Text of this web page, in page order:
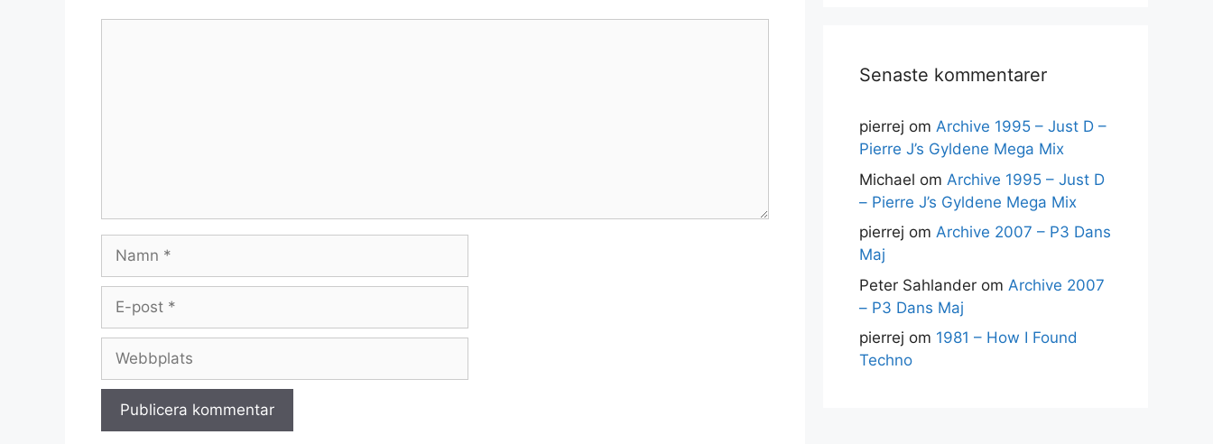
post
Senaste kommentarer
pierrej om Archive 1995 – Just D –
Pierre J’s Gyldene Mega Mix
Michael om Archive 1995 – Just D
– Pierre J’s Gyldene Mega Mix
pierrej om Archive 2007 – P3 Dans
Maj
Peter Sahlander om Archive 2007
– P3 Dans Maj
pierrej om 1981 – How I Found
Techno